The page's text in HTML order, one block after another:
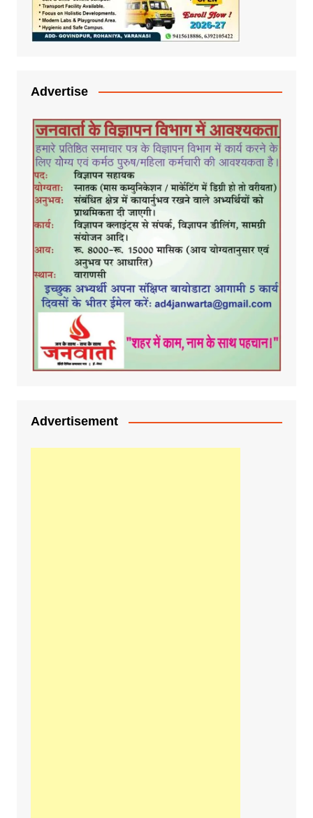
Advertise
Advertisement